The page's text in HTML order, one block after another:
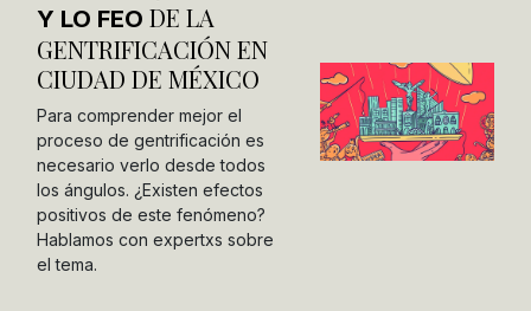
Y LO FEO DE LA
GENTRIFICACIÓN EN
CIUDAD DE MÉXICO
Para comprender mejor el
proceso de gentrificación es
necesario verlo desde todos
los ángulos. ¿Existen efectos
positivos de este fenómeno?
Hablamos con expertxs sobre
el tema.